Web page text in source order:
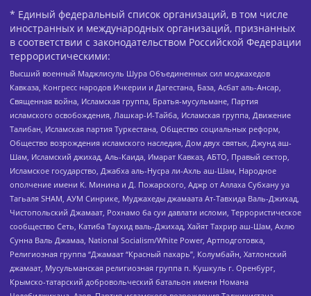
* Единый федеральный список организаций, в том числе
иностранных и международных организаций, признанных
в соответствии с законодательством Российской Федерации
террористическими:
Высший военный Маджлисуль Шура Объединенных сил моджахедов
Кавказа, Конгресс народов Ичкерии и Дагестана, База, Асбат аль-Ансар,
Священная война, Исламская группа, Братья-мусульмане, Партия
исламского освобождения, Лашкар-И-Тайба, Исламская группа, Движение
Талибан, Исламская партия Туркестана, Общество социальных реформ,
Общество возрождения исламского наследия, Дом двух святых, Джунд аш-
Шам, Исламский джихад, Аль-Каида, Имарат Кавказ, АБТО, Правый сектор,
Исламское государство, Джабха аль-Нусра ли-Ахль аш-Шам, Народное
ополчение имени К. Минина и Д. Пожарского, Аджр от Аллаха Субхану уа
Тагьаля SHAM, АУМ Синрике, Муджахеды джамаата Ат-Тавхида Валь-Джихад,
Чистопольский Джамаат, Рохнамо ба суи давлати исломи, Террористическое
сообщество Сеть, Катиба Таухид валь-Джихад, Хайят Тахрир аш-Шам, Ахлю
Сунна Валь Джамаа, National Socialism/White Power, Артподготовка,
Религиозная группа “Джамаат “Красный пахарь”, Колумбайн, Хатлонский
джамаат, Мусульманская религиозная группа п. Кушкуль г. Оренбург,
Крымско-татарский добровольческий батальон имени Номана